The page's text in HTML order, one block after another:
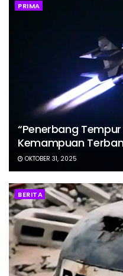
PRIMA
“Penerbang Tempur
Kemampuan
OKTOBER 31, 2025
BERITA